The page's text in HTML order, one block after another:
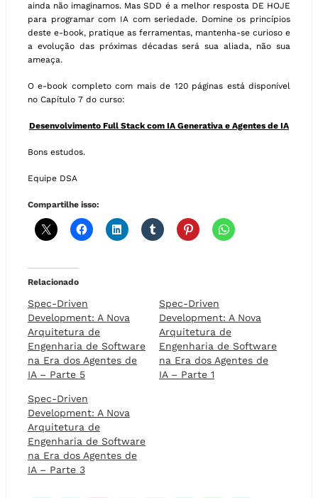
ainda não imaginamos. Mas SDD é a melhor resposta DE HOJE
para programar com IA com seriedade. Domine os princípios
deste e-book, pratique as ferramentas, mantenha-se curioso e
a evolução das próximas décadas será sua aliada, não sua
ameaça.
O e-book completo com mais de 120 páginas está disponível
no Capítulo 7 do curso:
Desenvolvimento Full Stack com IA Generativa e Agentes de IA
Bons estudos.
Equipe DSA
Compartilhe isso:
Relacionado
Spec-Driven
Development: A Nova
Arquitetura de
Engenharia de Software
na Era dos Agentes de
IA – Parte 5
Spec-Driven
Development: A Nova
Arquitetura de
Engenharia de Software
na Era dos Agentes de
IA – Parte 1
Spec-Driven
Development: A Nova
Arquitetura de
Engenharia de Software
na Era dos Agentes de
IA – Parte 3